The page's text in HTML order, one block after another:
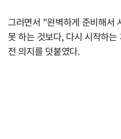
그러면서 "완벽하게 준비해서
못 하는 것보다, 다시 시작하
전 의지를 덧붙였다.